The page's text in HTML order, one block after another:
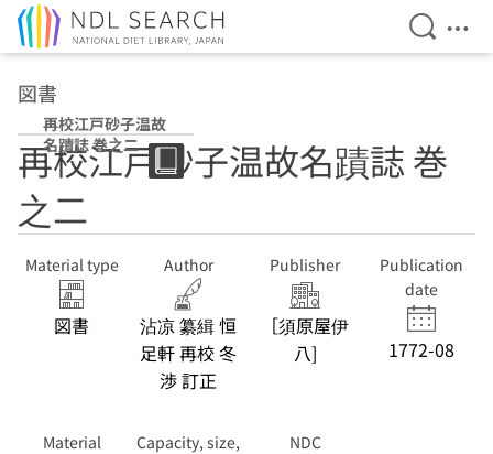
Open
図書
再校江戸砂子温故
名蹟誌 巻之二
再校江戸砂子温故名蹟誌 巻
之二
Material type
図書
Author
沾凉 纂緝 恒
足軒 再校 冬
渉 訂正
Publisher
［須原屋伊
八]
Publication
date
1772-08
Material
Capacity, size,
NDC